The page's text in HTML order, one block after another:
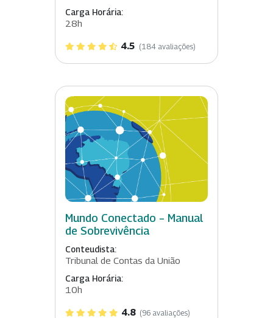
Carga Horária:
28h
4.5 (184 avaliações)
Mundo Conectado – Manual
de Sobrevivência
Conteudista:
Tribunal de Contas da União
Carga Horária:
10h
4.8 (96 avaliações)